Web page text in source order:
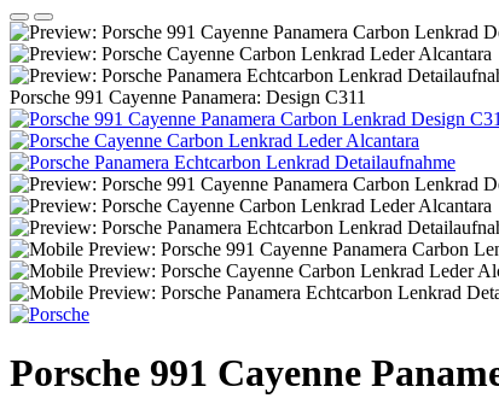
Porsche 991 Cayenne Panamera: Design C311
Porsche 991 Cayenne